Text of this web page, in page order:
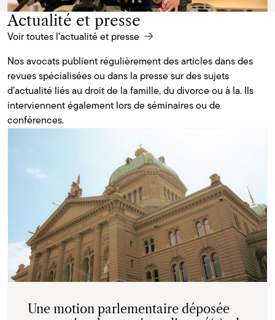
Actualité et presse
Voir toutes l'actualité et presse
Nos avocats publient régulièrement des articles dans des
revues spécialisées ou dans la presse sur des sujets
d’actualité liés au droit de la famille, du divorce ou à la. Ils
interviennent également lors de séminaires ou de
conférences.
Une motion parlementaire déposée